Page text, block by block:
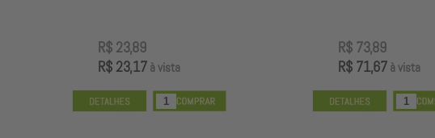
R$ 73,89
R$ 71,67à vista
R$ 68,89
R$ 66,82à vista